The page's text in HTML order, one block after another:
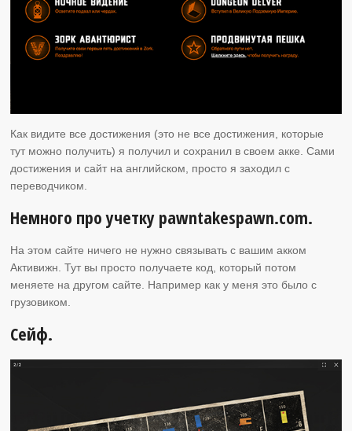
Как видите все достижения (это не все достижения, которые
тут можно получить) я получил и сохранил в своем акке. Сами
достижения и сайт на английском, просто я заходил с
переводчиком.
Немного про учетку pawntakespawn.com.
На этом сайте ничего не нужно связывать с вашим акком
Активижн. Тут вы просто получаете код, который потом
меняете на другом сайте. Например как у меня это было с
грузовиком.
Сейф.